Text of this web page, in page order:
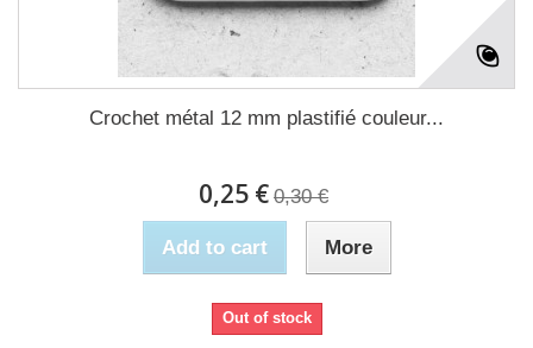
Crochet métal 12 mm plastifié couleur...
0,25 € 0,30 €
Add to cart More
Out of stock